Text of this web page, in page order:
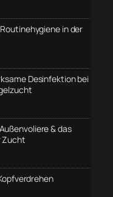
in der
Desinfektion bei
& das
Zucht